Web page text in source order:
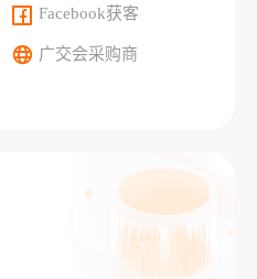
Facebook获客
广交会采购商